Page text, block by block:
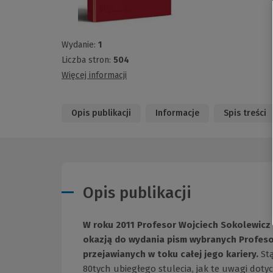
Wydanie: 1
Liczba stron: 504
Więcej informacji
Opis publikacji Informacje Spis treści
Opis publikacji
W roku 2011 Profesor Wojciech
okazją do wydania pism wybranych
przejawianych w toku całej jego kariery.
80tych ubiegłego stulecia, jak te uwagi